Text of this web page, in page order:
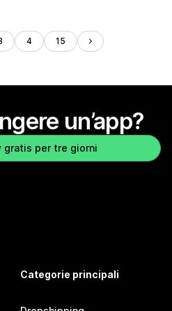
4 15
un’app?
gratis per tre giorni
Categorie principali